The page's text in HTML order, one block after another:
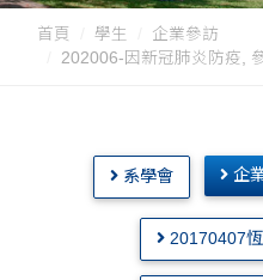
首頁 學生
企業參訪
202006-因新冠肺炎防疫,
系學會 企
20170407恆